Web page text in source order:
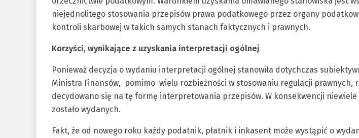
niejednolitego stosowania przepisów prawa podatkowego przez organy
kontroli skarbowej w takich samych stanach faktycznych i prawnych.
Korzyści, wynikające z uzyskania interpretacji ogólnej
Ponieważ decyzja o wydaniu interpretacji ogólnej stanowiła dotychczas
Ministra Finansów, pomimo wielu rozbieżności w stosowaniu regulacji prawnych,
decydowano się na tę formę interpretowania przepisów. W konsekwencji
zostało wydanych.
Fakt, że od nowego roku każdy podatnik, płatnik i inkasent może wystąpić o